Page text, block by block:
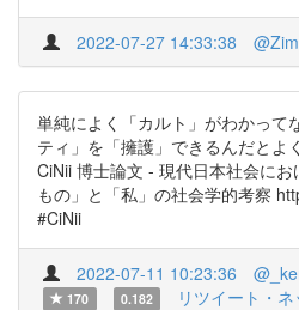
2022-07-27 14:33:38
単純によく「カルト」がわかって
ティ」を「擁護」できるんだとよ
CiNii 博士論文 - 現代日本社会に
もの」と「私」の社会学的考察
#CiNii
2022-07-11 10:23:36
170
0.182 リツイート・